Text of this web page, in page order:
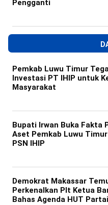
Pengganti
Pemkab Luwu Timur
Investasi PT IHIP untuk
Masyarakat
Bupati Irwan Buka Fakta
Aset Pemkab Luwu
PSN IHIP
Demokrat Makassar
Perkenalkan Plt Ketua
Bahas Agenda HUT Partai